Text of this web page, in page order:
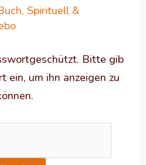
, Spirituell &
Bitte gib
ein, um ihn anzeigen zu